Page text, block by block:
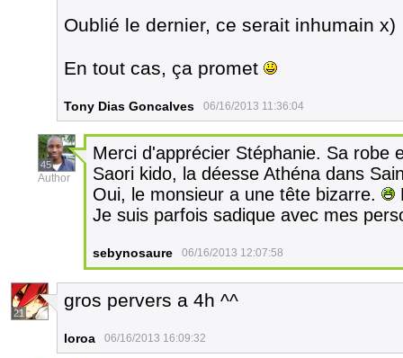
Oublié le dernier, ce serait inhumain x)
En tout cas, ça promet
Tony Dias Goncalves 06/16/2013 11:36:04
45
Author
Merci d'apprécier Stéphanie. Sa robe
Saori kido, la déesse Athéna dans
Oui, le monsieur a une tête bizarre.
Je suis parfois sadique avec mes
sebynosaure 06/16/2013 12:07:58
21
gros pervers a 4h ^^
loroa 06/16/2013 16:09:32